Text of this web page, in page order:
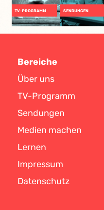
TV-PROGRAMM SENDUNGEN
Bereiche
Über uns
TV-Programm
Sendungen
Medien machen
Lernen
Impressum
Datenschutz